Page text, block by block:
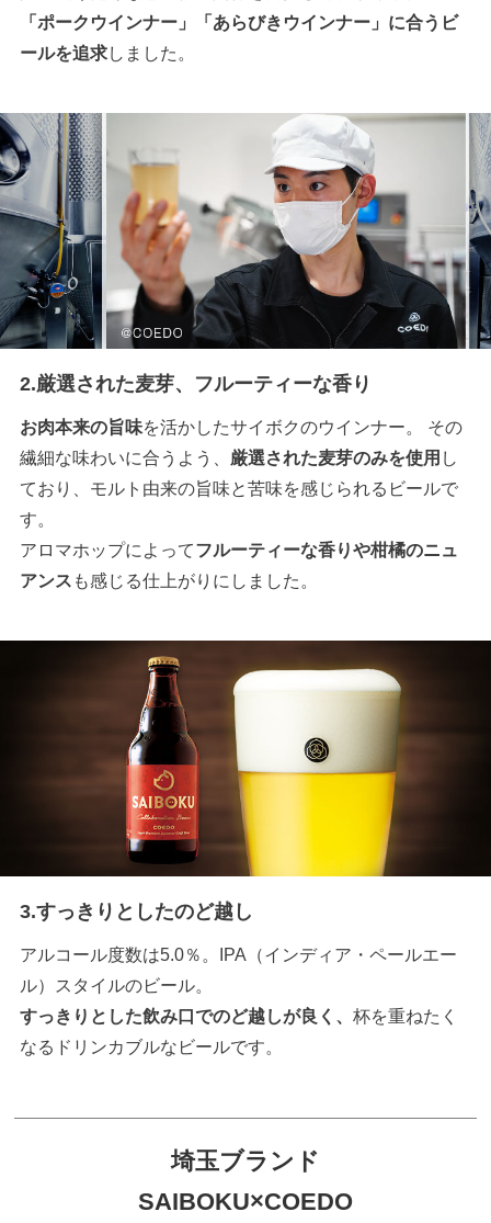
「ポークウインナー」「あらびきウインナー」に合うビ
ールを追求しました。
2.厳選された麦芽、フルーティーな香り
お肉本来の旨味を活かしたサイボクのウインナー。 その
繊細な味わいに合うよう、 厳選された麦芽のみを使用 し
ており、モルト由来の旨味と苦味を感じられるビールで
す。
アロマホップによってフルーティーな香りや柑橘のニュ
アンス も感じる仕上がりにしました。
3.すっきりとしたのど越し
アルコール度数は5.0％。IPA（インディア・ペールエー
ル）スタイルのビール。
すっきりとした飲み口でのど越しが良く、 杯を重ねたく
なるドリンカブルなビールです。
埼玉ブランド
SAIBOKU×COEDO